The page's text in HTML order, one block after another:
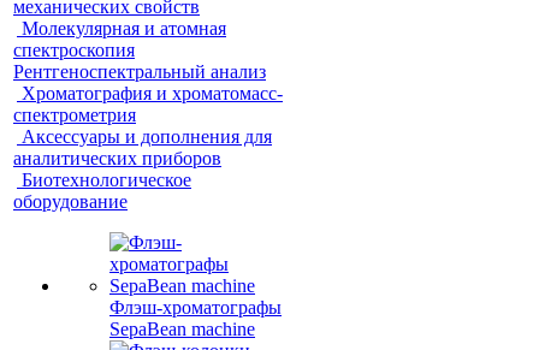
механических свойств
Молекулярная и атомная
спектроскопия
Рентгеноспектральный анализ
Хроматография и хроматомасс-
спектрометрия
Аксессуары и дополнения для
аналитических приборов
Биотехнологическое
оборудование
Флэш-хроматографы
SepaBean machine